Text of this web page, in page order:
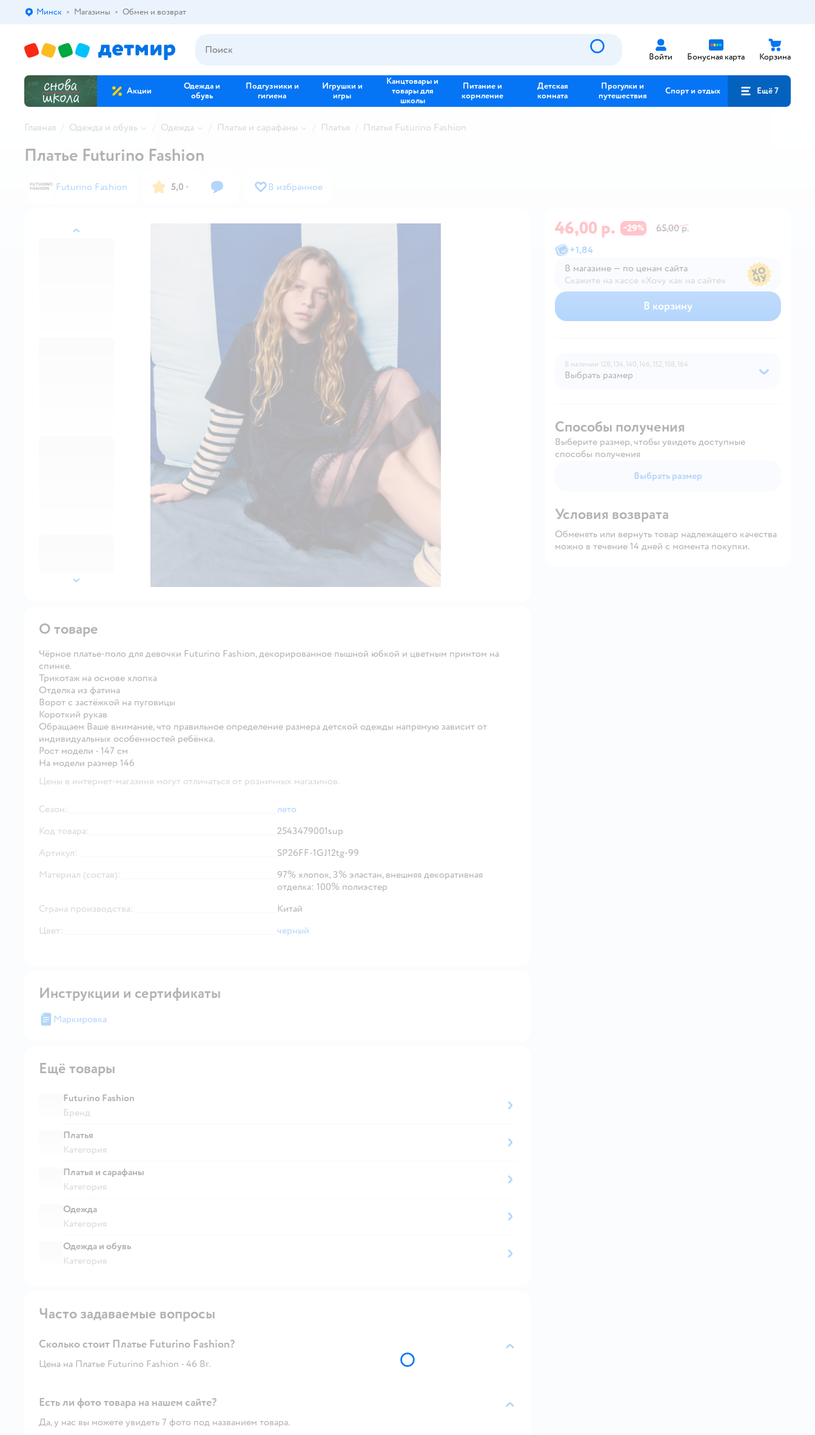
Выбор адреса доставки.
Минск Магазины Обмен и возврат
Войти Бонусная карта Корзина
Акции
Одежда и
обувь
Подгузники и
гигиена
Игрушки и
игры
Канцтовары и
товары для
школы
Питание и
кормление
Детская
комната
Прогулки и
путешествия
Спорт и отдых Ещё 7
Главная Одежда и обувь Одежда Платья и сарафаны Платья Платья Futurino Fashion
назад
далее
Платье Futurino Fashion
Futurino Fashion 5,0 · В избранное
46,00 р. −29%
65,00 р.
+1,84
В магазине — по ценам сайта
Скажите на кассе «Хочу как на сайте»
В магазине — по ценам сайта
В корзину
В наличии 128, 134, 140, 146, 152, 158, 164
Выбрать размер
Способы получения
Выберите размер, чтобы увидеть доступные
способы получения
Выбрать размер
Условия возврата
Обменять или вернуть товар надлежащего качества
можно в течение 14 дней с момента покупки.
О товаре
Чёрное платье-поло для девочки Futurino Fashion, декорированное пышной юбкой и цветным принтом на
спинке.
Трикотаж на основе хлопка
Отделка из фатина
Ворот с застёжкой на пуговицы
Короткий рукав
Обращаем Ваше внимание, что правильное определение размера детской одежды напрямую зависит от
индивидуальных особенностей ребёнка.
Рост модели - 147 см
На модели размер 146
Цены в интернет-магазине могут отличаться от розничных магазинов.
Сезон:
лето
Код товара:
2543479001sup
Артикул:
SP26FF-1GJ12tg-99
Материал (состав):
97% хлопок, 3% эластан, внешняя декоративная
отделка: 100% полиэстер
Страна производства:
Китай
Цвет:
черный
Инструкции и сертификаты
Маркировка
Ещё товары
Futurino Fashion
Бренд
Платья
Категория
Платья и сарафаны
Категория
Одежда
Категория
Одежда и обувь
Категория
Часто задаваемые вопросы
Сколько стоит Платье Futurino Fashion?
Цена на Платье Futurino Fashion - 46 Br.
Есть ли фото товара на нашем сайте?
Да, у нас вы можете увидеть 7 фото под названием товара.